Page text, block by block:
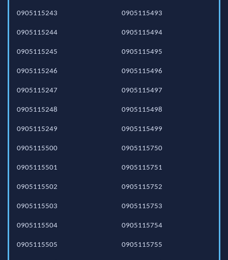
0905115243
0905115244
0905115245
0905115246
0905115247
0905115248
0905115249
0905115493
0905115494
0905115495
0905115496
0905115497
0905115498
0905115499
0905115500
0905115501
0905115502
0905115503
0905115504
0905115505
0905115750
0905115751
0905115752
0905115753
0905115754
0905115755